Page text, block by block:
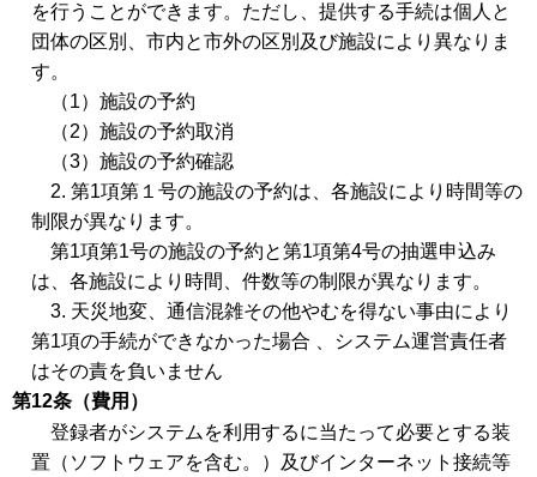
を行うことができます。ただし、提供する手続は個人と
団体の区別、市内と市外の区別及び施設により異なりま
す。
（1）施設の予約
（2）施設の予約取消
（3）施設の予約確認
2. 第1項第１号の施設の予約は、各施設により時間等の
制限が異なります。
第1項第1号の施設の予約と第1項第4号の抽選申込み
は、各施設により時間、件数等の制限が異なります。
3. 天災地変、通信混雑その他やむを得ない事由により
第1項の手続ができなかった場合 、システム運営責任者
はその責を負いません
第12条（費用）
登録者がシステムを利用するに当たって必要とする装
置（ソフトウェアを含む。）及びインターネット接続等